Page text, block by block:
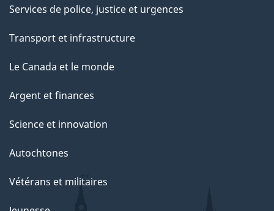
Services de police, justice et urgences
Transport et infrastructure
Le Canada et le monde
Argent et finances
Science et innovation
Autochtones
Vétérans et militaires